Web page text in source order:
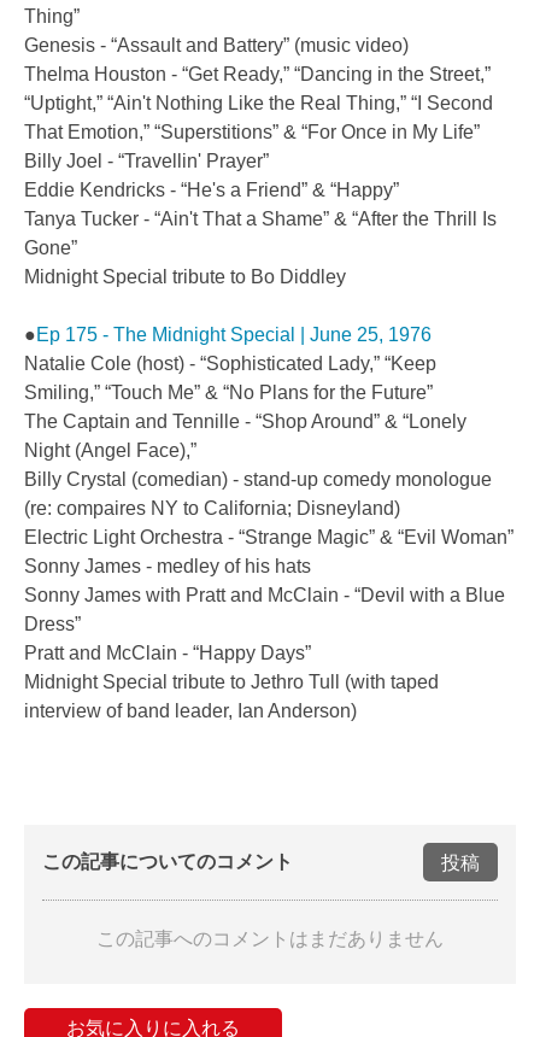
Thing”
Genesis - “Assault and Battery” (music video)
Thelma Houston - “Get Ready,” “Dancing in the Street,”
“Uptight,” “Ain't Nothing Like the Real Thing,” “I Second
That Emotion,” “Superstitions” & “For Once in My Life”
Billy Joel - “Travellin' Prayer”
Eddie Kendricks - “He's a Friend” & “Happy”
Tanya Tucker - “Ain't That a Shame” & “After the Thrill Is
Gone”
Midnight Special tribute to Bo Diddley
●Ep 175 - The Midnight Special | June 25, 1976
Natalie Cole (host) - “Sophisticated Lady,” “Keep
Smiling,” “Touch Me” & “No Plans for the Future”
The Captain and Tennille - “Shop Around” & “Lonely
Night (Angel Face),”
Billy Crystal (comedian) - stand-up comedy monologue
(re: compaires NY to California; Disneyland)
Electric Light Orchestra - “Strange Magic” & “Evil Woman”
Sonny James - medley of his hats
Sonny James with Pratt and McClain - “Devil with a Blue
Dress”
Pratt and McClain - “Happy Days”
Midnight Special tribute to Jethro Tull (with taped
interview of band leader, Ian Anderson)
この記事についてのコメント 投稿
この記事へのコメントはまだありません
お気に入りに入れる